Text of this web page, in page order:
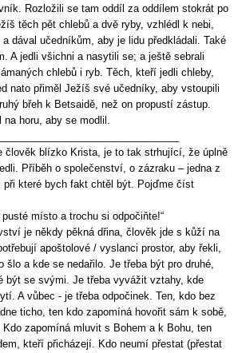
Rozložili se tam oddíl za oddílem stokrát po
těch pět chlebů a dvě ryby, vzhlédl k nebi,
dával učedníkům, aby je lidu předkládali. Také
A jedli všichni a nasytili se; a ještě sebrali
chlebů i ryb. Těch, kteří jedli chleby,
nato přiměl Ježíš své učedníky, aby vstoupili
břeh k Betsaidě, než on propustí zástup.
na horu, aby se modlil.
člověk blízko Krista, je to tak strhující, že úplně
Příběh o společenství, o zázraku – jedna z
při které bych fakt chtěl být. Pojďme číst
místo a trochu si odpočiňte!“
je někdy pěkná dřina, člověk jde s kůží na
apoštolové / vyslanci prostor, aby řekli,
šlo a kde se nedařilo. Je třeba být pro druhé,
být se svými. Je třeba vyvážit vztahy, kde
A vůbec - je třeba odpočinek. Ten, kdo bez
ticho, ten kdo zapomíná hovořit sám k sobě,
zapomíná mluvit s Bohem a k Bohu, ten
kteří přicházejí. Kdo neumí přestat (přestat